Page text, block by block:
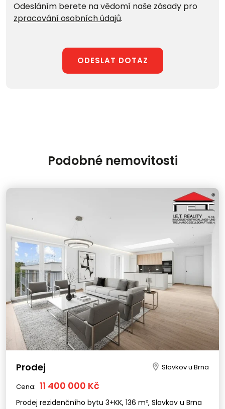
Odesláním berete na vědomí naše zásady pro
zpracování osobních údajů.
ODESLAT DOTAZ
Podobné nemovitosti
Prodej Slavkov u Brna
Cena: 11 400 000 Kč
Prodej rezidenčního bytu 3+KK, 136 m², Slavkov u Brna